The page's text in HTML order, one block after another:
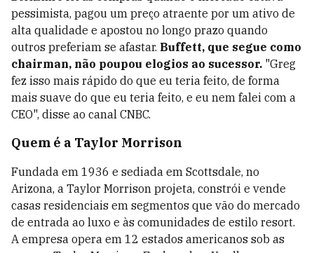
pessimista, pagou um preço atraente por um ativo de
alta qualidade e apostou no longo prazo quando
outros preferiam se afastar. Buffett, que segue como
chairman, não poupou elogios ao sucessor. "Greg
fez isso mais rápido do que eu teria feito, de forma
mais suave do que eu teria feito, e eu nem falei com a
CEO", disse ao canal CNBC.
Quem é a Taylor Morrison
Fundada em 1936 e sediada em Scottsdale, no
Arizona, a Taylor Morrison projeta, constrói e vende
casas residenciais em segmentos que vão do mercado
de entrada ao luxo e às comunidades de estilo resort.
A empresa opera em 12 estados americanos sob as